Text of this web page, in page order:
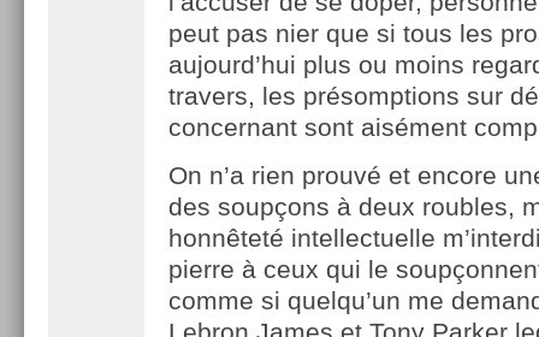
peut pas nier que si tous les
aujourd’hui plus ou moins
travers, les présomptions sur
concernant sont aisément
On n’a rien prouvé et encore
des soupçons à deux roubles,
honnêteté intellectuelle
pierre à ceux qui le
comme si quelqu’un me